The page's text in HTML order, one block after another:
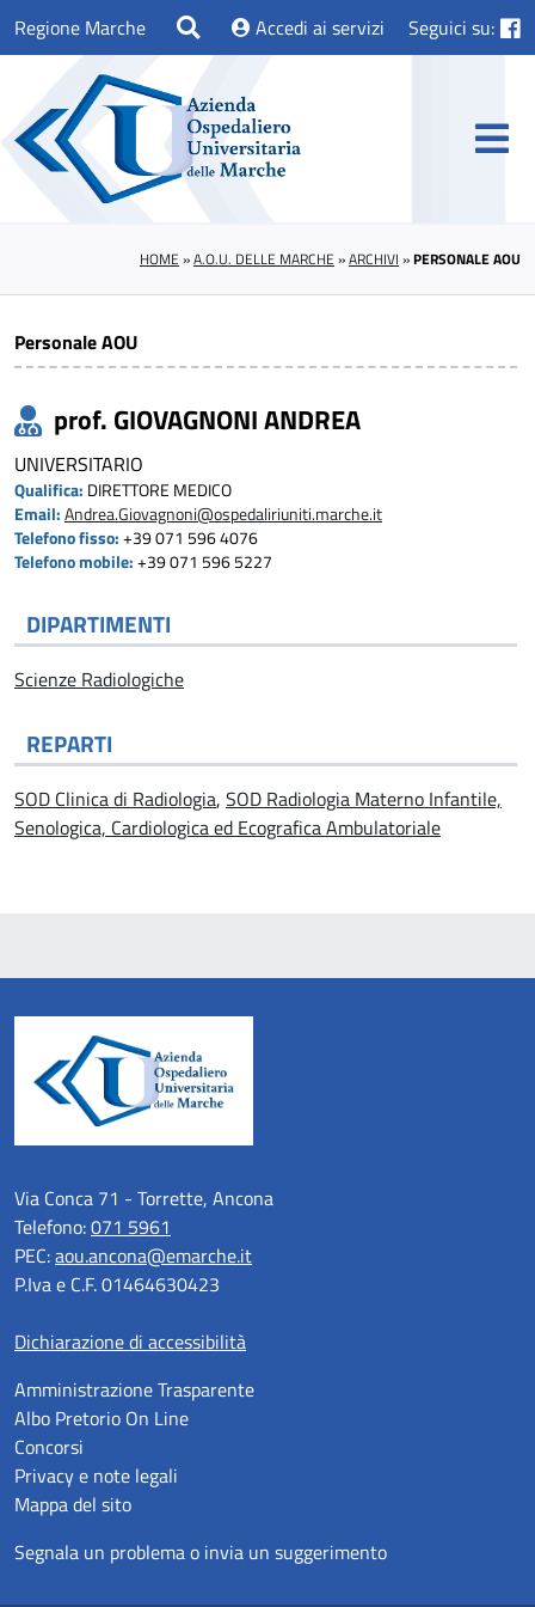
Regione Marche Accedi ai servizi Seguici su:
HOME »A.O.U. DELLE MARCHE »ARCHIVI »PERSONALE AOU
Personale AOU
prof. GIOVAGNONI ANDREA
UNIVERSITARIO
Qualifica: DIRETTORE MEDICO
Email: Andrea.Giovagnoni@ospedaliriuniti.marche.it
Telefono fisso: +39 071 596 4076
Telefono mobile: +39 071 596 5227
DIPARTIMENTI
Scienze Radiologiche
REPARTI
SOD Clinica di Radiologia, SOD Radiologia Materno Infantile,
Senologica, Cardiologica ed Ecografica Ambulatoriale
Via Conca 71 - Torrette, Ancona
Telefono:071 5961
PEC:aou.ancona@emarche.it
P.Iva e C.F. 01464630423
Dichiarazione di accessibilità
Amministrazione Trasparente
Albo Pretorio On Line
Concorsi
Privacy e note legali
Mappa del sito
Segnala un problema o invia un suggerimento